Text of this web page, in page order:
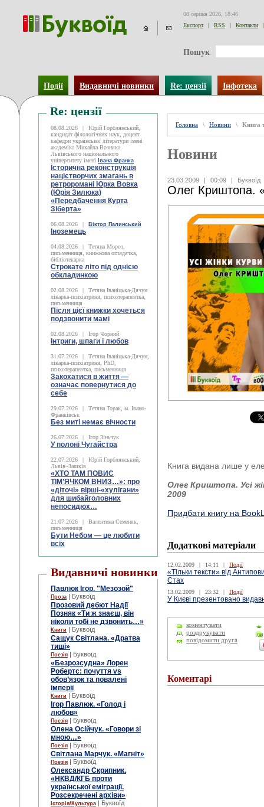
08 серпня 2026, 18:46
Експорт
| RSS | Контакти |
Пошук
Події Видавничі новинки Re: цензії Інфотека
Re: цензії
08.08.2026 |
Юрій Горблянський,
кандидат філологічних наук, доцент
кафедри української літератури імені
академіка Михайла Возняка
Львівського національного
університету імені
Івана Франка
Історична реконструкція
націєтворчих змагань в
ретроромані Юрка Вовка
(Юрія Зилюка)
«Передбачення Курта
Зіберта»
06.08.2026 | Віктор Палинський
Іноземець
04.08.2026 |
Тетяна Мороз,
письменниця, книжкова оглядачка,
бібліотекарка
Строкате літо під однією
обкладинкою
02.08.2026 |
Тетяна Іваніцька-Дячун
лікарка-психіатриня, психотерапевтка,
письменниця
Після цієї книжки хочеться
подзвонити мамі
02.08.2026 | Ігор Чорний
Інтриги, шпаги і любов
31.07.2026 |
Тетяна Іваніцька-Дячун,
лікарка-психіатриня, PhD,
психотерапевтка, письменниця
Закохатися в життя —
означає повернутися до
себе
29.07.2026 |
Тетяна Торак, м. Івано-
Франківськ
Без миті немає вічности
26.07.2026 | Ігор Зіньчук
У полоні Чугайстра
22.07.2026 |
Юрій Горблянський,
Львів–Зашків
«ХТО ТАМ ПОВИС
ТІМ’ЯЧКОМ ВНИЗ…»: про
«діточі» вірші-«хулігани»
для шибайголовних
непосидюх…
21.07.2026 |
Валентина Семеняк,
письменниця
Бути Небом ― це любити
всіх
Видавничі новинки
Павлюк Ігор. "Мезозой"
Проза | Буквоїд
Прозовий дебют Надії
Позняк «Ти ж знаєш, він
ніколи тобі не дзвонить…»
Книги | Буквоїд
Сащук Світлана. «Дратва
тиші»
Поезія | Буквоїд
«Безрозсудна» Лорен
Робертс: почуття vs
обов’язок та повалені
імперії
Книги | Буквоїд
Ігор Павлюк. «Голод і
любов»
Поезія | Буквоїд
Олена Осійчук. «Говори зі
мною…»
Поезія | Буквоїд
Світлана Марчук. «Магніт»
Поезія | Буквоїд
Олександр Скрипник.
«НКВД/КГБ проти
української еміграції.
Розсекречені архіви»
Історія/Культура | Буквоїд
Головна \ Новини \ Книга
Новини
23.03.2009 | 00:09 | Буквоїд
Олег Криштопа.
Книга видана лише у
Олег Криштопа. Усі
2009
Придбати книгу на
Додаткові матеріали
12.02.2009 | 14:11 | Події
«Тільки тексти» від
Стах
13.02.2009 | 23:32 | Події
У Києві презентовано
коментувати
роздрукувати
повідомити друга
Коментарі